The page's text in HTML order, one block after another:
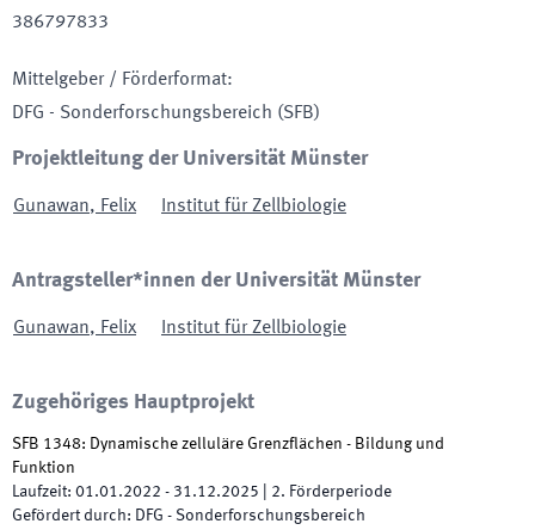
386797833
Mittelgeber / Förderformat:
DFG - Sonderforschungsbereich (SFB)
Projektleitung der Universität Münster
Gunawan, Felix Institut für Zellbiologie
Antragsteller*innen der Universität Münster
Gunawan, Felix Institut für Zellbiologie
Zugehöriges Hauptprojekt
SFB 1348: Dynamische zelluläre Grenzflächen - Bildung und
Funktion
Laufzeit: 01.01.2022 - 31.12.2025 2. Förderperiode
Gefördert durch: DFG - Sonderforschungsbereich